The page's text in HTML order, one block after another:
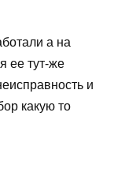
а на
ее тут-же
и
какую то